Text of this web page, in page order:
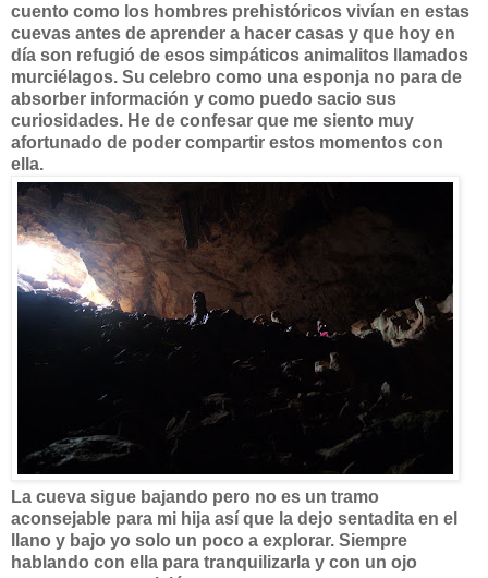
cuento como los hombres prehistóricos vivían en estas
cuevas antes de aprender a hacer casas y que hoy en
día son refugió de esos simpáticos animalitos llamados
murciélagos. Su celebro como una esponja no para de
absorber información y como puedo sacio sus
curiosidades. He de confesar que me siento muy
afortunado de poder compartir estos momentos con
ella.
La cueva sigue bajando pero no es un tramo
aconsejable para mi hija así que la dejo sentadita en el
llano y bajo yo solo un poco a explorar. Siempre
hablando con ella para tranquilizarla y con un ojo